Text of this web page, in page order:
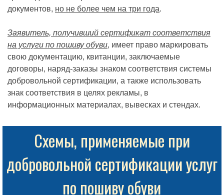
документов, но не более чем на три года.
Заявитель, получивший сертификат соответствия
на услуги по пошиву обуви, имеет право маркировать
свою документацию, квитанции, заключаемые
договоры, наряд-заказы знаком соответствия системы
добровольной сертификации, а также использовать
знак соответствия в целях рекламы, в
информационных материалах, вывесках и стендах.
Схемы, применяемые при
добровольной сертификации услуг
по пошиву обуви